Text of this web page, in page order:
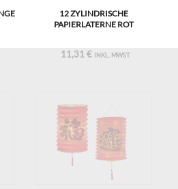
12 ZYLINDRISCHE
PAPIERLATERNE ROT
11,31 € INKL. MWST.